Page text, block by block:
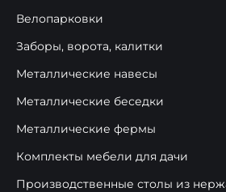
Велопарковки
Заборы, ворота, калитки
Металлические навесы
Металлические беседки
Металлические фермы
Комплекты мебели для дачи
Производственные столы из